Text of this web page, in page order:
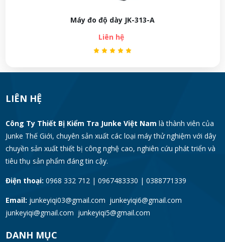
Máy đo độ dày JK-313-A
LIÊN HỆ
Công Ty Thiết Bị Kiểm Tra Junke Việt Nam là thành viên của
Junke Thế Giới, chuyên sản xuất các loại máy thử nghiệm với dây
chuyền sản xuất thiết bị công nghệ cao, nghiên cứu phát triển và
tiêu thụ sản phẩm đáng tin cậy.
Điện thoại: 0968 332 712 | 0967483330 | 0388771339
Email: junkeyiqi03@gmail.com junkeyiqi6@gmail.com
junkeyiqi@gmail.com junkeyiqi5@gmail.com
DANH MỤC